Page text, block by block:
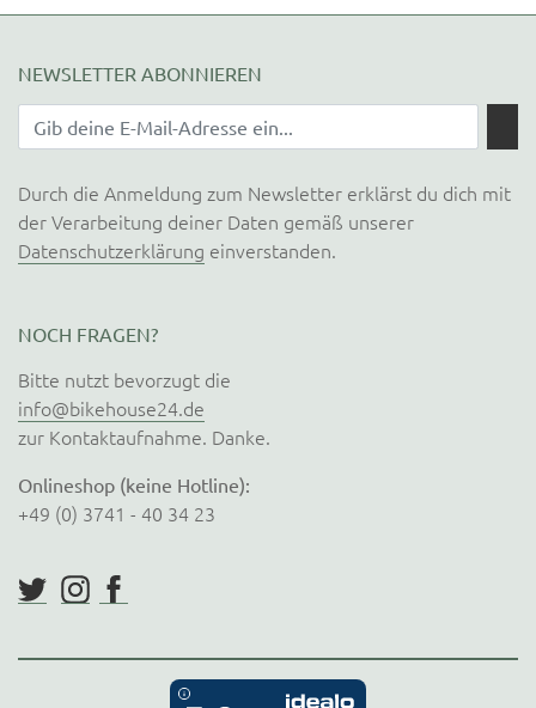
NEWSLETTER ABONNIEREN
Durch die Anmeldung zum Newsletter erklärst du dich mit
der Verarbeitung deiner Daten gemäß unserer
Datenschutzerklärung einverstanden.
NOCH FRAGEN?
Bitte nutzt bevorzugt die
info@bikehouse24.de
zur Kontaktaufnahme. Danke.
Onlineshop (keine Hotline):
+49 (0) 3741 - 40 34 23